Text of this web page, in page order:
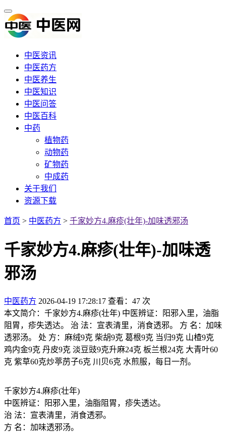
中医资讯
中医药方
中医养生
中医知识
中医问答
中医百科
中药
植物药
动物药
矿物药
中成药
关于我们
资源下载
首页 > 中医药方 > 千家妙方4.麻疹(壮年)-加味透邪汤
千家妙方4.麻疹(壮年)-加味透
邪汤
中医药方 2026-04-19 17:28:17 查看：47 次
本文简介：千家妙方4.麻疹(壮年) 中医辨证：阳邪入里，油脂
阻胃，疹失透达。 治 法：宣表清里，消食透邪。 方 名：加味
透邪汤。 处 方：麻绒9克 柴胡9克 葛根9克 当归9克 山楂9克
鸡内金9克 丹皮9克 淡豆豉9克升麻24克 板兰根24克 大青叶60
克 紫草60克炒葶苈子6克 川贝6克 水煎服，每日一剂。
千家妙方4.麻疹(壮年)
中医辨证：阳邪入里，油脂阻胃，疹失透达。
治 法：宣表清里，消食透邪。
方 名：加味透邪汤。